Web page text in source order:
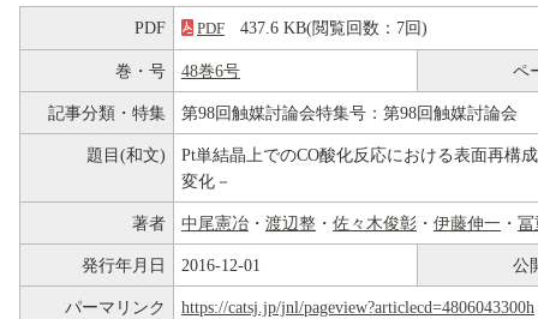
PDF PDF 437.6 KB(閲覧回数：7回)
巻・号 48巻6号 ペ
記事分類・特集 第98回触媒討論会特集号：第98回触媒討論会
題目(和文)
Pt単結晶上でのCO酸化反応における表面再構
変化－
著者 中尾憲冶 ・ 渡辺整 ・ 佐々木俊彰 ・ 伊藤伸一 ・ 冨
発行年月日 2016-12-01 公
パーマリンク https://catsj.jp/jnl/pageview?articlecd=4806043300h